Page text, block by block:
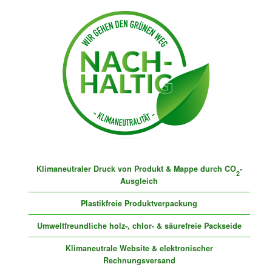
Klimaneutraler Druck von Produkt & Mappe durch CO2-
Ausgleich
Plastikfreie Produktverpackung
Umweltfreundliche holz-, chlor- & säurefreie Packseide
Klimaneutrale Website & elektronischer
Rechnungsversand